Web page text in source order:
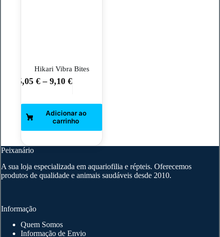
Hikari Vibra Bites
5,05 € – 9,10 €
This
variants.
The
on
the
Peixanário
A sua loja especializada em aquariofilia e répteis. Oferecemos
produtos de qualidade e animais saudáveis desde 2010.
Informação
Quem Somos
Informação de Envio